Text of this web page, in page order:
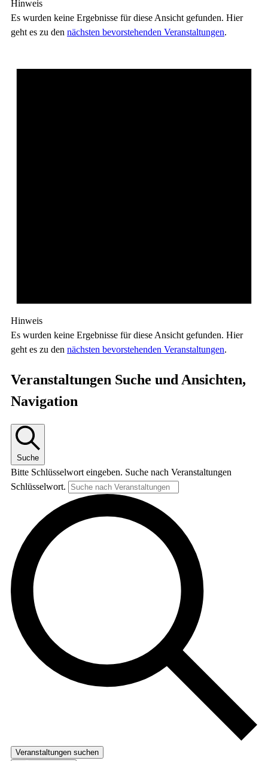
Hinweis
Es wurden keine Ergebnisse für diese Ansicht gefunden. Hier
geht es zu den nächsten bevorstehenden Veranstaltungen.
Hinweis
Es wurden keine Ergebnisse für diese Ansicht gefunden. Hier
geht es zu den nächsten bevorstehenden Veranstaltungen.
Veranstaltungen Suche und Ansichten,
Navigation
Suche
Bitte Schlüsselwort eingeben. Suche nach Veranstaltungen
Schlüsselwort.
Veranstaltungen suchen